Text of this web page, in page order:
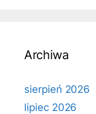
Archiwa
sierpień 2026
lipiec 2026